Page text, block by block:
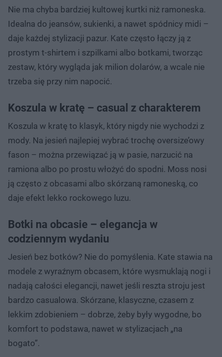
Nie ma chyba bardziej kultowej kurtki niż ramoneska.
Idealna do jeansów, sukienki, a nawet spódnicy midi –
daje każdej stylizacji pazur. Kate często łączy ją z
prostym t-shirtem i szpilkami albo botkami, tworząc
zestaw, który wygląda jak milion dolarów, a wcale nie
trzeba się przy nim napocić.
Koszula w kratę – casual z charakterem
Koszula w kratę to klasyk, który nigdy nie wychodzi z
mody. Na jesień najlepiej wybrać trochę oversize’owy
fason – można przewiązać ją w pasie, narzucić na
ramiona albo po prostu włożyć do spodni. Moss nosi
ją często z obcasami albo skórzaną ramoneską, co
daje efekt lekko rockowego luzu.
Botki na obcasie – elegancja w
codziennym wydaniu
Jesień bez botków? Nie do pomyślenia. Kate stawia na
modele z wyraźnym obcasem, które wysmuklają nogi i
nadają całości elegancji, nawet jeśli reszta stroju jest
bardzo casualowa. Skórzane, klasyczne, czasem z
lekkim zdobieniem – dobrze, żeby były wygodne, bo
komfort to podstawa, nawet w stylizacjach „na
bogato”.